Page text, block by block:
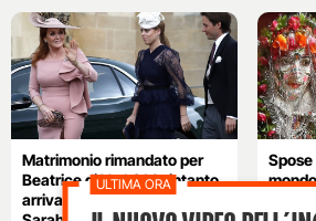
Matrimonio rimandato per
Beatrice di York? Ma intanto
arriva già il regalo di mamma
abiti